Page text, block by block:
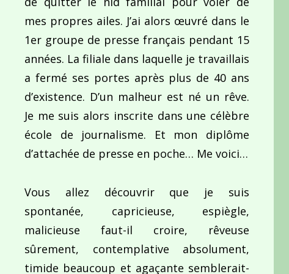
mes propres ailes. J’ai alors œuvré dans le
1er groupe de presse français pendant 15
années. La filiale dans laquelle je travaillais
a fermé ses portes après plus de 40 ans
d’existence. D’un malheur est né un rêve.
Je me suis alors inscrite dans une célèbre
école de journalisme. Et mon diplôme
d’attachée de presse en poche… Me voici…
Vous allez découvrir que je suis
spontanée, capricieuse, espiègle,
malicieuse faut-il croire, rêveuse
sûrement, contemplative absolument,
timide beaucoup et agaçante semblerait-